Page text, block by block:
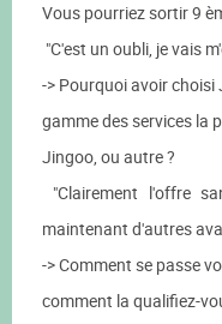
Vous pourriez sortir 9
"C'est un oubli, je vais
-> Pourquoi avoir
gamme des services la
Jingoo, ou autre ?
"Clairement l'offre
maintenant d'autres
-> Comment se passe
comment la qualifiez-